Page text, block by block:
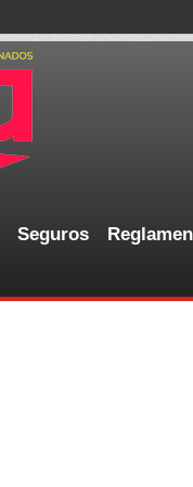
Seguros